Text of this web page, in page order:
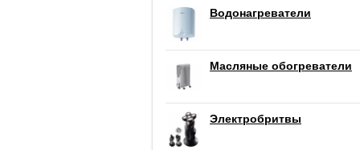
Водонагреватели
Масляные обогреватели
Электробритвы